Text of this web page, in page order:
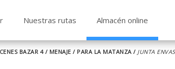
Nuestras rutas Almacén online
BAZAR 4/ MENAJE / PARA LA MATANZA/ JUNTA